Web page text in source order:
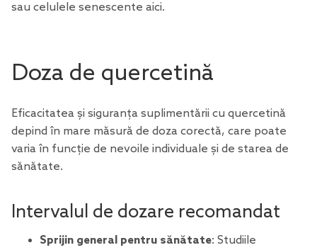
sau celulele senescente aici.
Doza de quercetină
Eficacitatea și siguranța suplimentării cu quercetină
depind în mare măsură de doza corectă, care poate
varia în funcție de nevoile individuale și de starea de
sănătate.
Intervalul de dozare recomandat
Sprijin general pentru sănătate: Studiile